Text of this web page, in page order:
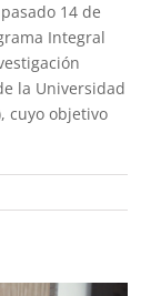
14 de
Integral
la Universidad
cuyo objetivo
presea